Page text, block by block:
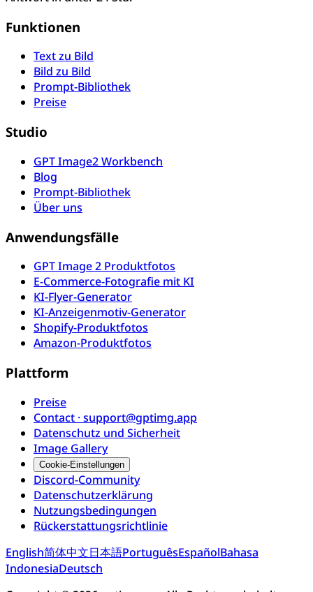
Funktionen
Text zu Bild
Bild zu Bild
Prompt-Bibliothek
Preise
Studio
GPT Image2 Workbench
Blog
Prompt-Bibliothek
Über uns
Anwendungsfälle
GPT Image 2 Produktfotos
E-Commerce-Fotografie mit KI
KI-Flyer-Generator
KI-Anzeigenmotiv-Generator
Shopify-Produktfotos
Amazon-Produktfotos
Plattform
Preise
Contact · support@gptimg.app
Datenschutz und Sicherheit
Image Gallery
Cookie-Einstellungen
Discord-Community
Datenschutzerklärung
Nutzungsbedingungen
Rückerstattungsrichtlinie
English简体中文日本語PortuguêsEspañolBahasa
IndonesiaDeutsch